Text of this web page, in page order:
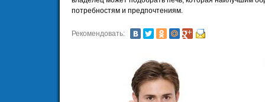
потребностям и предпочтениям.
Рекомендовать: